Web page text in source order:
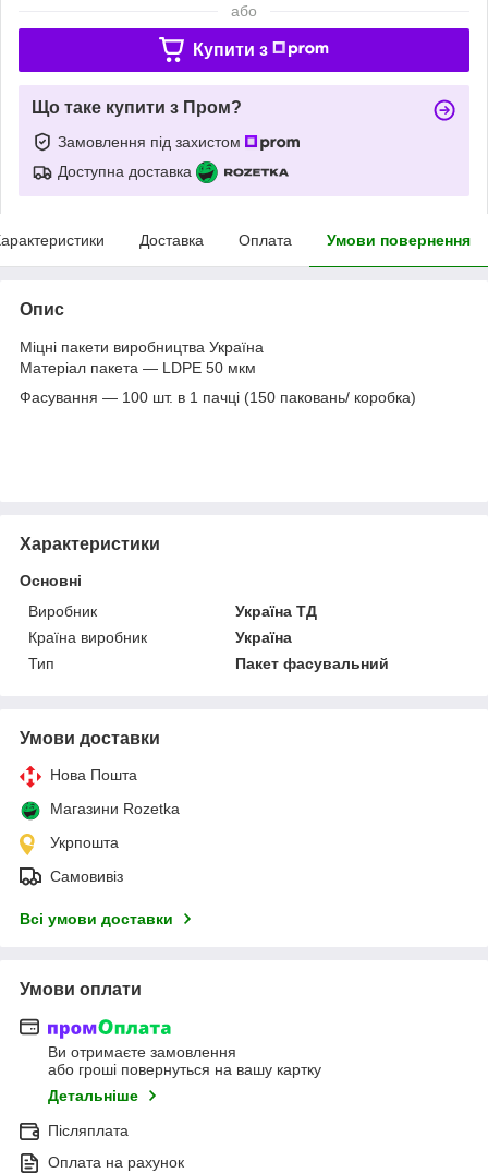
або
Купити з
Що таке купити з Пром?
Замовлення під захистом
Доступна доставка
Доставка Оплата Умови повернення
Опис
Міцні пакети виробництва Україна
Матеріал пакета — LDPE 50 мкм
Фасування — 100 шт. в 1 пачці (150 паковань/ коробка)
Характеристики
Основні
Виробник
Україна ТД
Країна виробник
Україна
Тип
Пакет фасувальний
Умови доставки
Нова Пошта
Магазини Rozetka
Укрпошта
Самовивіз
Всі умови доставки
Умови оплати
Ви отримаєте замовлення
або гроші повернуться на вашу картку
Детальніше
Післяплата
Оплата на рахунок